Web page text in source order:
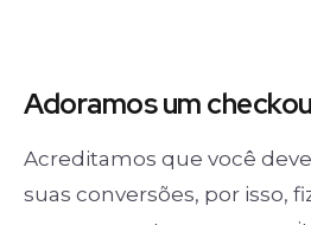
Adoramos um
Acreditamos que você
suas conversões, por isso,